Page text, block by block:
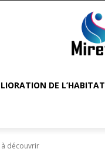
DE L’HABITAT
découvrir